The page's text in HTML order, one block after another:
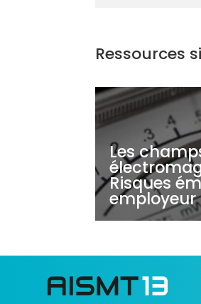
Ressources
Les
Risques
employeur